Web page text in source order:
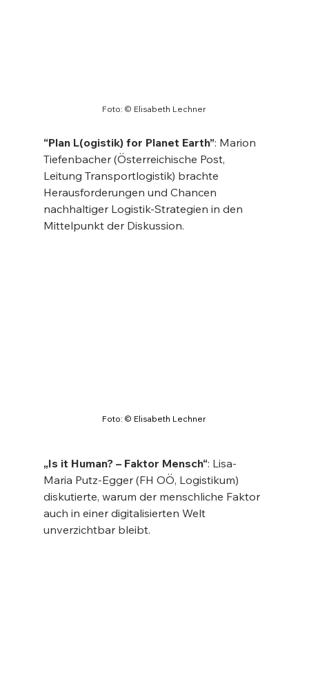
Foto: © Elisabeth Lechner
“Plan L(ogistik) for Planet Earth”: Marion
Tiefenbacher (Österreichische Post,
Leitung Transportlogistik) brachte
Herausforderungen und Chancen
nachhaltiger Logistik-Strategien in den
Mittelpunkt der Diskussion.
Foto: © Elisabeth Lechner
„Is it Human? – Faktor Mensch“: Lisa-
Maria Putz-Egger (FH OÖ, Logistikum)
diskutierte, warum der menschliche Faktor
auch in einer digitalisierten Welt
unverzichtbar bleibt.